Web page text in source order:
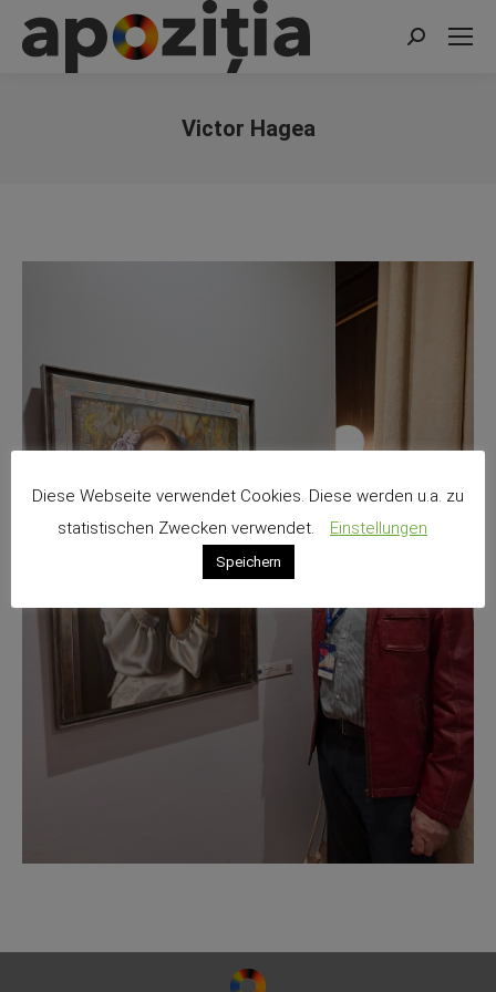
Search:
Victor Hagea
Diese Webseite verwendet Cookies. Diese werden u.a. zu
statistischen Zwecken verwendet.
Einstellungen
Speichern